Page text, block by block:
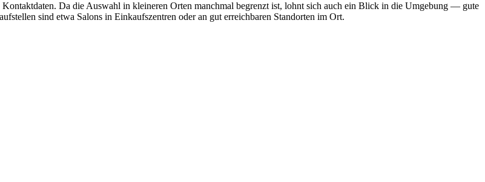
Da die Auswahl in kleineren Orten manchmal begrenzt ist, lohnt sich auch ein Blick in die Umgebung — gute
sind etwa Salons in Einkaufszentren oder an gut erreichbaren Standorten im Ort.